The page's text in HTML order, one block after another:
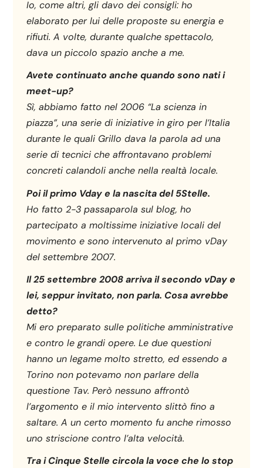
Io, come altri, gli davo dei consigli: ho
elaborato per lui delle proposte su energia e
rifiuti. A volte, durante qualche spettacolo,
dava un piccolo spazio anche a me.
Avete continuato anche quando sono nati i
meet-up?
Sì, abbiamo fatto nel 2006 “La scienza in
piazza”, una serie di iniziative in giro per l’Italia
durante le quali Grillo dava la parola ad una
serie di tecnici che affrontavano problemi
concreti calandoli anche nella realtà locale.
Poi il primo Vday e la nascita del 5Stelle.
Ho fatto 2-3 passaparola sul blog, ho
partecipato a moltissime iniziative locali del
movimento e sono intervenuto al primo vDay
del settembre 2007.
Il 25 settembre 2008 arriva il secondo vDay e
lei, seppur invitato, non parla. Cosa avrebbe
detto?
Mi ero preparato sulle politiche amministrative
e contro le grandi opere. Le due questioni
hanno un legame molto stretto, ed essendo a
Torino non potevamo non parlare della
questione Tav. Però nessuno affrontò
l’argomento e il mio intervento slittò fino a
saltare. A un certo momento fu anche rimosso
uno striscione contro l’alta velocità.
Tra i Cinque Stelle circola la voce che lo stop